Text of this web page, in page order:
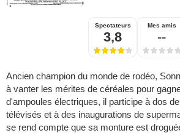
Spectateurs
3,8
Mes amis
--
Ancien champion du monde de rodéo,
à vanter les mérites de céréales pour
d'ampoules électriques, il participe à dos
télévisés et à des inaugurations de
se rend compte que sa monture est